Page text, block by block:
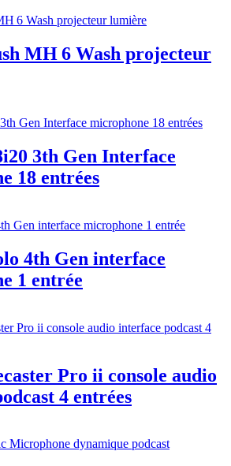
MH 6 Wash projecteur
3th Gen Interface
18 entrées
4th Gen interface
1 entrée
Pro ii console audio
4 entrées